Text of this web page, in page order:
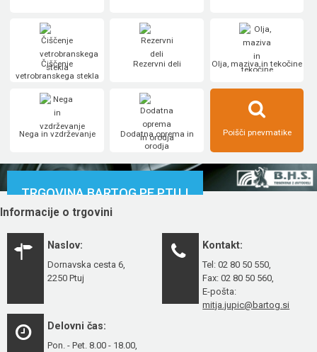
Čiščenje
vetrobranskega stekla
Rezervni deli Olja, maziva in tekočine
Nega in vzdrževanje
Dodatna oprema in
orodja
Poišči pnevmatike
TRGOVINA BARTOG PE PTUJ
Informacije o trgovini
Naslov:
Dornavska cesta 6,
2250 Ptuj
Kontakt:
Tel: 02 80 50 550,
Fax: 02 80 50 560,
E-pošta:
mitja.jupic@bartog.si
Delovni čas:
Pon. - Pet. 8.00 - 18.00,